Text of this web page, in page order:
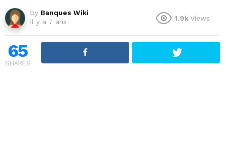
by Banques Wiki
il y a 7 ans
1.9k Views
65
SHARES